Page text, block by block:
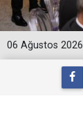
06 Ağustos 2026